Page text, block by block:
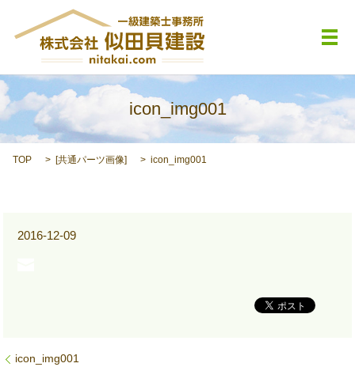
メ
icon_img001
TOP [共通パーツ画像] icon_img001
2016-12-09
icon_img001